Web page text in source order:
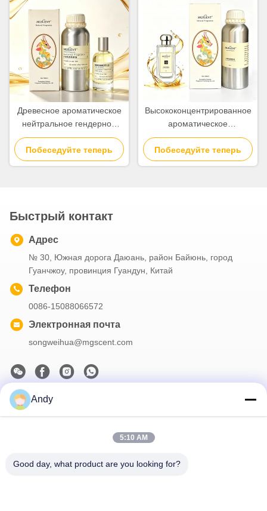
Древесное ароматическое
нейтральное гендерное
парфюмерное масло и
ароматическое масло для
ежедневного
Побеседуйте теперь
Высококонцентрированное
ароматическое
парфюмерное масло для
создания ароматов
Побеседуйте теперь
Быстрый контакт
Адрес
№ 30, Южная дорога Даюань, район Байюнь, город
Гуанчжоу, провинция Гуандун, Китай
Телефон
0086-15088066572
Электронная почта
songweihua@mgscent.com
Наш бюллетень
получения скидок и прочего.
Andy
5:10 AM
Good day, what product are you looking for?